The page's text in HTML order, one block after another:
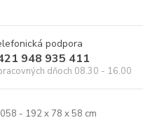
podpora
948 935 411
dňoch 08.30 - 16.00
- 192 x 78 x 58 cm